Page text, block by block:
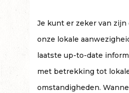
Je kunt er zeker van zijn
onze lokale
laatste up-to-date
met betrekking tot
omstandigheden.